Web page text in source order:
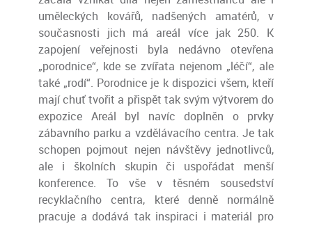
uměleckých kovářů, nadšených amatérů, v
současnosti jich má areál více jak 250. K
zapojení veřejnosti byla nedávno otevřena
„porodnice“, kde se zvířata nejenom „léčí“, ale
také „rodí“. Porodnice je k dispozici všem, kteří
mají chuť tvořit a přispět tak svým výtvorem do
expozice Areál byl navíc doplněn o prvky
zábavního parku a vzdělávacího centra. Je tak
schopen pojmout nejen návštěvy jednotlivců,
ale i školních skupin či uspořádat menší
konference. To vše v těsném sousedství
recyklačního centra, které denně normálně
pracuje a dodává tak inspiraci i materiál pro